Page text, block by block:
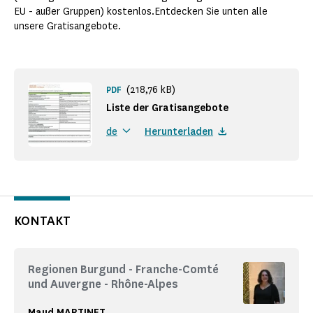
EU - außer Gruppen) kostenlos.Entdecken Sie unten alle
unsere Gratisangebote.
Liste der Gratisangebote
PDF (218,76 kB)
de Herunterladen
KONTAKT
Regionen Burgund - Franche-Comté
und Auvergne - Rhône-Alpes